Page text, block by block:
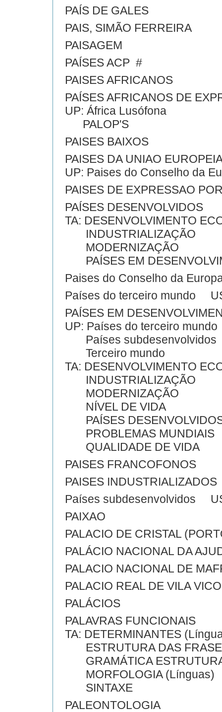
PAÍS DE GALES
PAIS, SIMÃO FERREIRA
PAISAGEM
PAÍSES ACP #
PAISES AFRICANOS
PAÍSES AFRICANOS DE
UP: África Lusófona
PALOP'S
PAISES BAIXOS
PAISES DA UNIAO
UP: Paises do Conselho da
PAISES DE EXPRESSAO
PAÍSES DESENVOLVIDOS
TA: DESENVOLVIMENTO
INDUSTRIALIZAÇÃO
MODERNIZAÇÃO
PAÍSES EM
Paises do Conselho da
Países do terceiro mundo
PAÍSES EM
UP: Países do terceiro mundo
Países subdesenvolvidos
Terceiro mundo
TA: DESENVOLVIMENTO
INDUSTRIALIZAÇÃO
MODERNIZAÇÃO
NÍVEL DE VIDA
PAÍSES
PROBLEMAS MUNDIAIS
QUALIDADE DE VIDA
PAISES FRANCOFONOS
PAISES INDUSTRIALIZADOS
Países subdesenvolvidos
PAIXAO
PALACIO DE CRISTAL
PALÁCIO NACIONAL DA
PALACIO NACIONAL DE
PALACIO REAL DE VILA
PALÁCIOS
PALAVRAS FUNCIONAIS
TA: DETERMINANTES
ESTRUTURA DAS
GRAMÁTICA
MORFOLOGIA (Línguas)
SINTAXE
PALEONTOLOGIA